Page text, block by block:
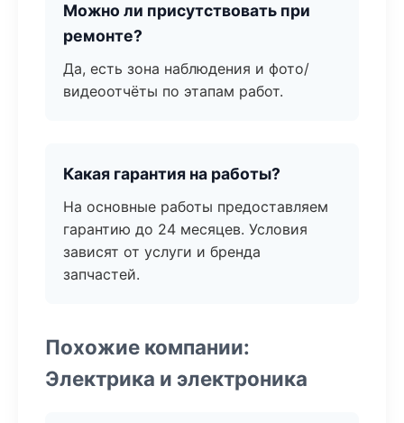
Можно ли присутствовать при
ремонте?
Да, есть зона наблюдения и фото/
видеоотчёты по этапам работ.
Какая гарантия на работы?
На основные работы предоставляем
гарантию до 24 месяцев. Условия
зависят от услуги и бренда
запчастей.
Похожие компании:
Электрика и электроника